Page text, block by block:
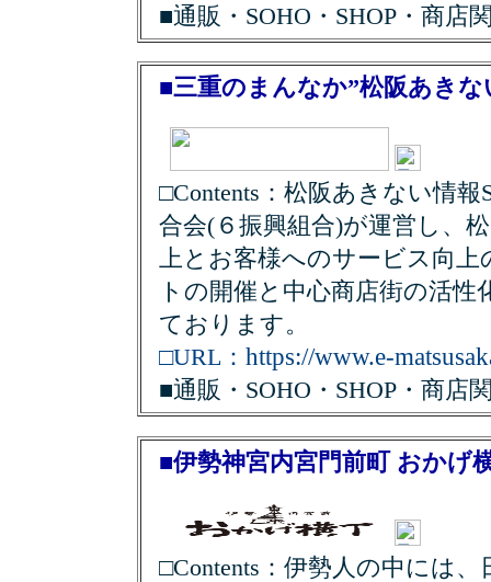
■通販・SOHO・SHOP・商店
■三重のまんなか”松阪あき
□Contents：松阪あきない情
合会(６振興組合)が運営し、
上とお客様へのサービス向上
トの開催と中心商店街の活性
ております。
□URL： https://www.e-
■通販・SOHO・SHOP・商店
■伊勢神宮内宮門前町 おかげ
□Contents：伊勢人の中には